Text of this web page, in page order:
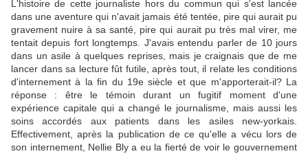
L'histoire de cette journaliste hors du commun qui s'est lancée
dans une aventure qui n'avait jamais été tentée, pire qui aurait pu
gravement nuire à sa santé, pire qui aurait pu très mal virer, me
tentait depuis fort longtemps. J'avais entendu parler de 10 jours
dans un asile à quelques reprises, mais je craignais que de me
lancer dans sa lecture fût futile, après tout, il relate les conditions
d'internement à la fin du 19e siècle et que m'apporterait-il? La
réponse : être le témoin durant un fugitif moment d'une
expérience capitale qui a changé le journalisme, mais aussi les
soins accordés aux patients dans les asiles new-yorkais.
Effectivement, après la publication de ce qu'elle a vécu lors de
son internement, Nellie Bly a eu la fierté de voir le gouvernement